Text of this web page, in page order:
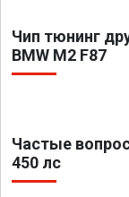
Чип тюнинг
BMW M2 F87
Частые
450 лс